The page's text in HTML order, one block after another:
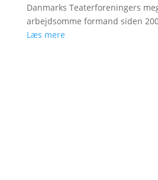
Danmarks Teaterforeningers
arbejdsomme formand siden
Læs mere